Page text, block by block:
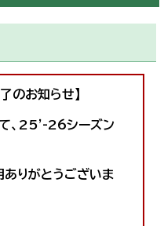
のお知らせ】
て、25'-26シーズン
りがとうございま